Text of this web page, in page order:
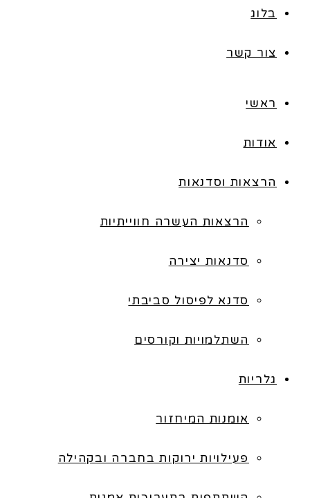
בלוג
צור קשר
ראשי
אודות
הרצאות וסדנאות
הרצאות העשרה חווייתיות
סדנאות יצירה
סדנא לפיסול סביבתי
השתלמויות וקורסים
גלריות
אומנות המיחזור
פעילויות ירוקות בחברה ובקהילה